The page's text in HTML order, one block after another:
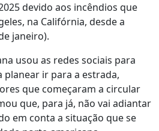
devido aos incêndios que
na Califórnia, desde a
janeiro).
usou as redes sociais para
planear ir para a estrada,
que começaram a circular
que, para já, não vai adiantar
em conta a situação que se